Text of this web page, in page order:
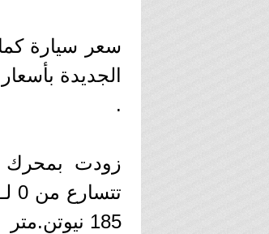
سعر سيارة
.
185 نيوتن.متر